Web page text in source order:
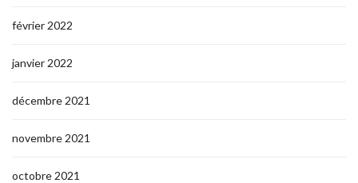
février 2022
janvier 2022
décembre 2021
novembre 2021
octobre 2021